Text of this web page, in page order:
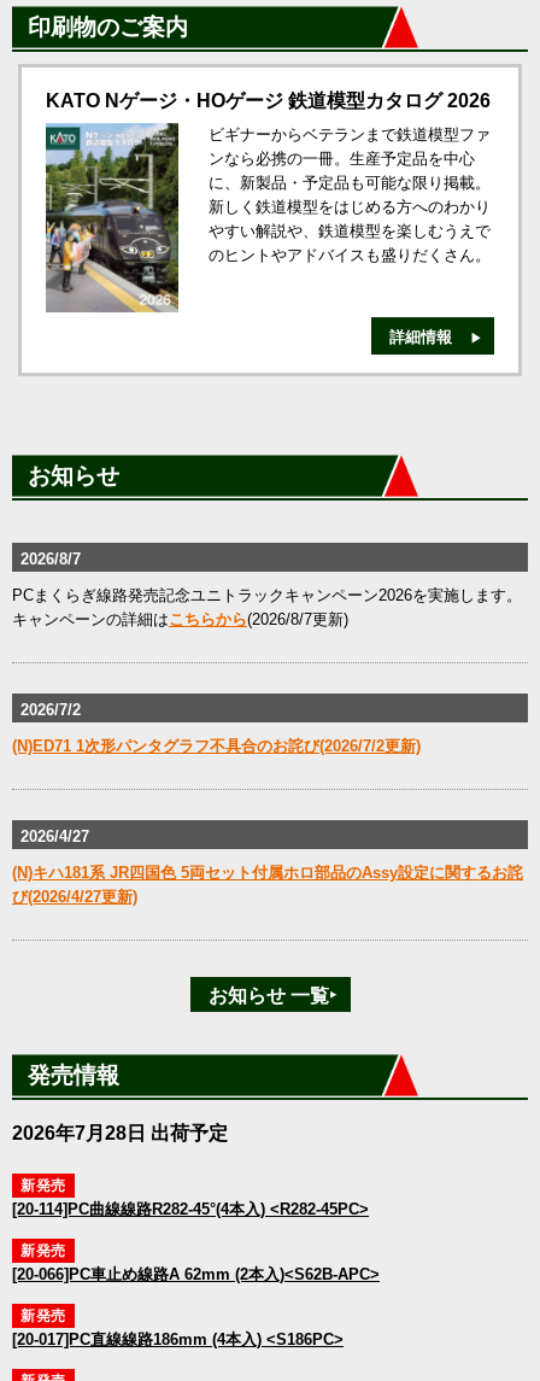
印刷物のご案内
KATO Nゲージ・HOゲージ 鉄道模型カタログ 2026
ビギナーからベテランまで鉄道模型ファ
ンなら必携の一冊。生産予定品を中心
に、新製品・予定品も可能な限り掲載。
新しく鉄道模型をはじめる方へのわかり
やすい解説や、鉄道模型を楽しむうえで
のヒントやアドバイスも盛りだくさん。
詳細情報
お知らせ
2026/8/7
PCまくらぎ線路発売記念ユニトラックキャンペーン2026を実施します。
キャンペーンの詳細はこちらから(2026/8/7更新)
2026/7/2
(N)ED71 1次形パンタグラフ不具合のお詫び(2026/7/2更新)
2026/4/27
(N)キハ181系 JR四国色 5両セット付属ホロ部品のAssy設定に関するお詫
び(2026/4/27更新)
お知らせ 一覧‣
発売情報
2026年7月28日 出荷予定
新発売
[20-114]PC曲線線路R282-45°(4本入) <R282-45PC>
新発売
[20-066]PC車止め線路A 62mm (2本入)<S62B-APC>
新発売
[20-017]PC直線線路186mm (4本入) <S186PC>